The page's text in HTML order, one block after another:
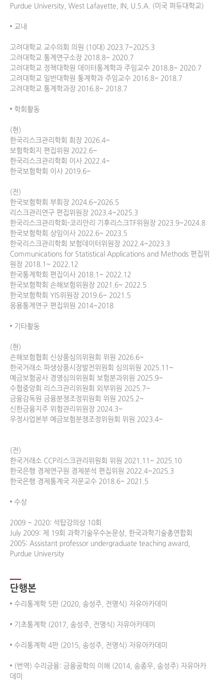
Purdue University, West Lafayette, IN, U.S.A. (미국 퍼듀대학교)
• 교내
고려대학교 교수의회 의원 (10대) 2023.7~2025.3
고려대학교 통계연구소장 2018.8~ 2020.7
고려대학교 정책대학원 데이터통계학과 주임교수 2018.8~ 2020.7
고려대학교 일반대학원 통계학과 주임교수 2016.8~ 2018.7
고려대학교 통계학과장 2016.8~ 2018.7
• 학회활동
(현)
한국리스크관리학회 회장 2026.4~
보험학회지 편집위원 2022.6~
한국리스크관리학회 이사 2022.4~
한국보험학회 이사 2019.6~
(전)
한국보험학회 부회장 2024.6~2026.5
리스크관리연구 편집위원장 2023.4~2025.3
한국리스크관리학회-코리안리 기후리스크TF위원장 2023.9~2024.8
한국보험학회 상임이사 2022.6~ 2023.5
한국리스크관리학회 보험데이터위원장 2022.4~2023.3
Communications for Statistical Applications and Methods 편집위
원장 2018.1~ 2022.12
한국통계학회 편집이사 2018.1~ 2022.12
한국보험학회 손해보험위원장 2021.6~ 2022.5
한국보험학회 YIS위원장 2019.6~ 2021.5
응용통계연구 편집위원 2014~2018
• 기타활동
(현)
손해보험협회 신상품심의위원회 위원 2026.6~
한국거래소 파생상품시장발전위원회 심의위원 2025.11~
예금보험공사 경영심의위원회 보험분과위원 2025.9~
수협중앙회 리스크관리위원회 외부위원 2025.7~
금융감독원 금융분쟁조정위원회 위원 2025.2~
신한금융지주 위험관리위원장 2024.3~
우정사업본부 예금보험분쟁조정위원회 위원 2023.4~
(전)
한국거래소 CCP리스크관리위원회 위원 2021.11~ 2025.10
한국은행 경제연구원 경제분석 편집위원 2022.4~2025.3
한국은행 경제통계국 자문교수 2018.6~ 2021.5
• 수상
2009 ~ 2020: 석탑강의상 10회
July 2009: 제 19회 과학기술우수논문상, 한국과학기술총연합회
2005: Assistant professor undergraduate teaching award,
단행본
• 수리통계학 5판 (2020, 송성주, 전명식) 자유아카데미
• 기초통계학 (2017, 송성주, 전명식) 자유아카데미
• 수리통계학 4판 (2015, 송성주, 전명식) 자유아카데미
• (번역) 수리금융: 금융공학의 이해 (2014, 송종우, 송성주) 자유아카
데미